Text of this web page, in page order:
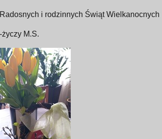
Radosnych i rodzinnych Świąt Wielkanocnych
-życzy M.S.